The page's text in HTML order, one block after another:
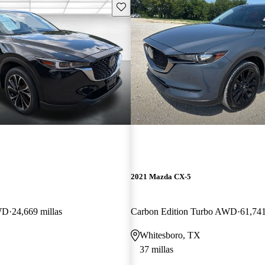
Guarda este Aviso
24,669 millas
2021 Mazda CX-5
Carbon Edition Turbo AWD
Whitesboro, TX
37 millas